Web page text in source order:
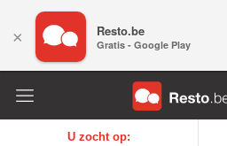
U zocht op:
× Resto.be
Gratis - Google Play